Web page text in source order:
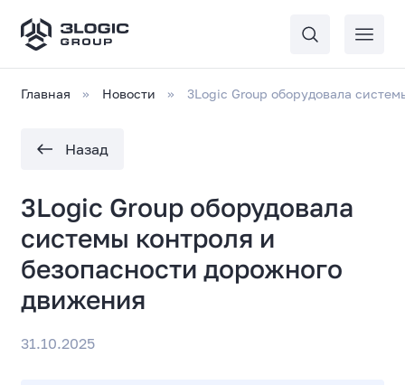
Главная Новости 3Logic Group оборудовала
Назад
3Logic Group оборудовала
системы контроля и
безопасности дорожного
движения
31.10.2025